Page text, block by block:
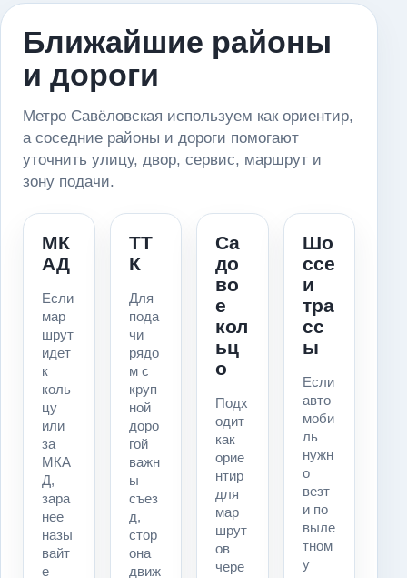
Ближайшие районы
и дороги
Метро Савёловская используем как ориентир,
а соседние районы и дороги помогают
уточнить улицу, двор, сервис, маршрут и
зону подачи.
МК
АД
Если
мар
шрут
идет
к
коль
цу
или
за
МКА
Д,
зара
нее
назы
вайт
е
ТТ
К
Для
пода
чи
рядо
м с
круп
ной
доро
гой
важн
ы
съез
д,
стор
она
движ
Са
до
во
е
кол
ьц
о
Подх
одит
как
орие
нтир
для
мар
шрут
ов
чере
Шо
ссе
и
тра
сс
ы
Если
авто
моби
ль
нужн
о
везт
и по
выле
тном
у